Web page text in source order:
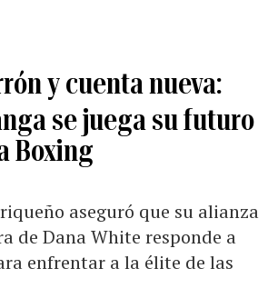
y cuenta nueva:
se juega su futuro
Boxing
aseguró que su alianza
de Dana White responde a
enfrentar a la élite de las